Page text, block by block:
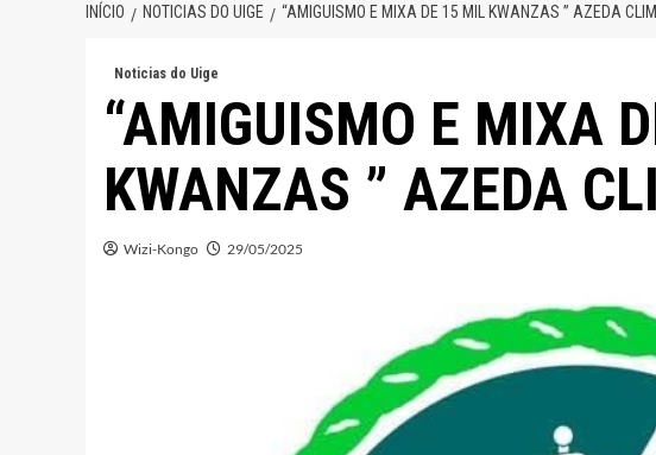
INÍCIO NOTICIAS DO UIGE “AMIGUISMO E MIXA DE 15 MIL KWANZAS ” AZEDA
Noticias do Uige
“AMIGUISMO E MIXA
KWANZAS ” AZEDA
Wizi-Kongo 29/05/2025